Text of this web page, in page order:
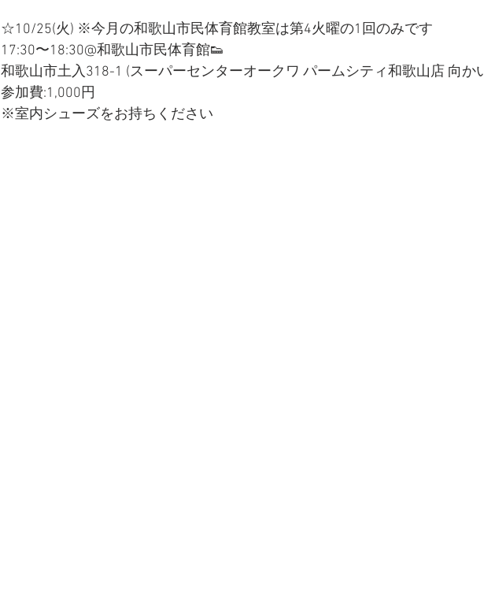
☆10/25(火) ※今月の和歌山市民体育館教室は第4火曜の1回のみです
17:30〜18:30@和歌山市民体育館👟
和歌山市土入318-1 (スーパーセンターオークワ パームシティ和歌山店 向か
参加費:1,000円
※室内シューズをお持ちください